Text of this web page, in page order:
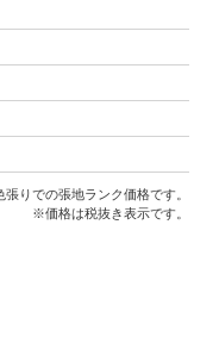
りでの張地ランク価格です。
※価格は税抜き表示です。